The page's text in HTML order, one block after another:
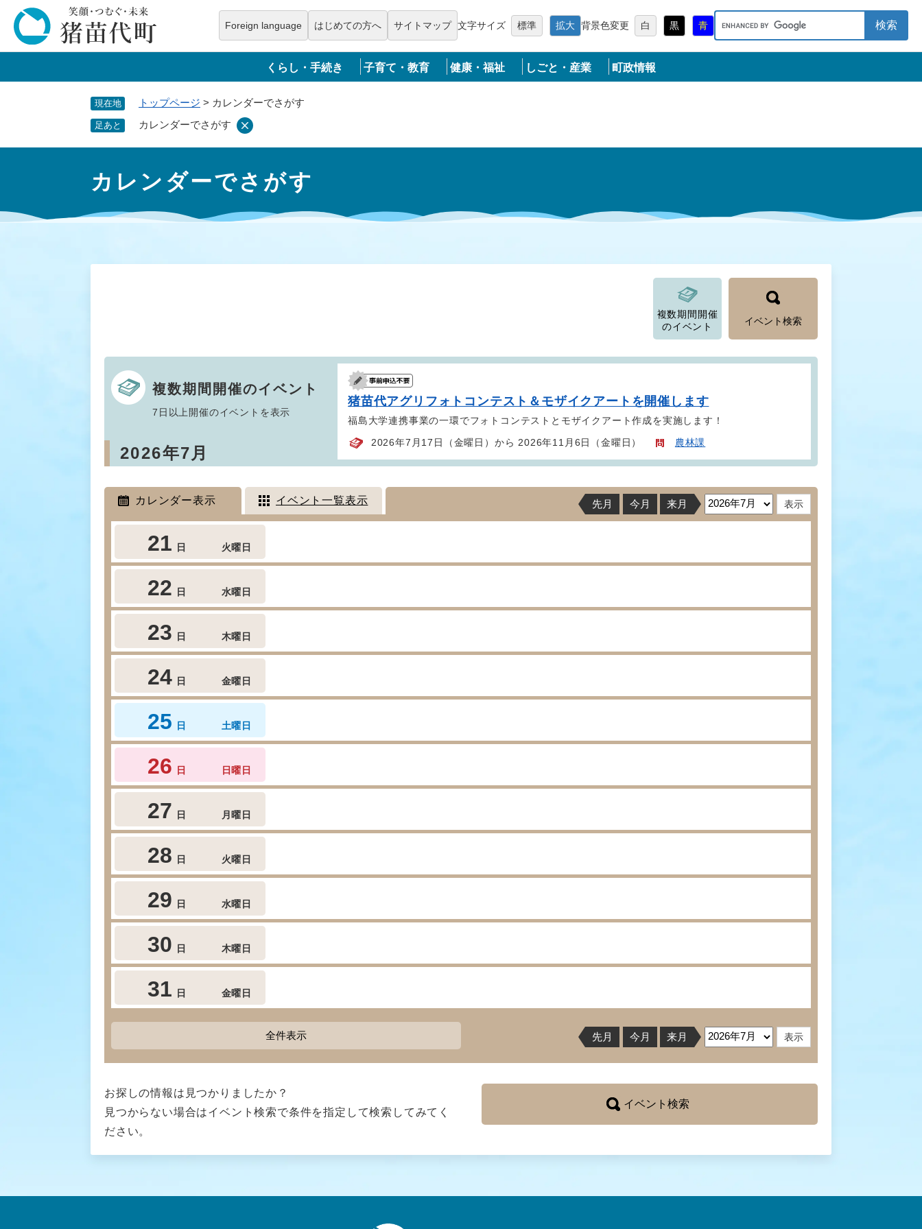
メニューを飛ばして本文へ
へ
Foreign language はじめての方へ サイトマップ 文字サイズ 標準 拡大 背景色変更 白 黒 青
ワ
ド
くらし・手続き 子育て・教育 健康・福祉 しごと・産業 町政情報
現在地 トップページ > カレンダーでさがす
足あと カレンダーでさがす
カレンダーでさがす
複数期間開催
のイベント
イベント検索
複数期間開催のイベント
7日以上開催のイベントを表示
猪苗代アグリフォトコンテスト＆モザイクアートを開催します
福島大学連携事業の一環でフォトコンテストとモザイクアート作成を実施します！
2026年7月17日（金曜日）から 2026年11月6日（金曜日） 農林課
2026年7月
カレンダー表示 イベント一覧表示 先月 今月 来月
21 日 火曜日
22 日 水曜日
23 日 木曜日
24 日 金曜日
25 日 土曜日
26 日 日曜日
27 日 月曜日
28 日 火曜日
29 日 水曜日
30 日 木曜日
31 日 金曜日
全件表示 先月 今月 来月
お探しの情報は見つかりましたか？
見つからない場合はイベント検索で条件を指定して検索してみてく
ださい。
イベント検索